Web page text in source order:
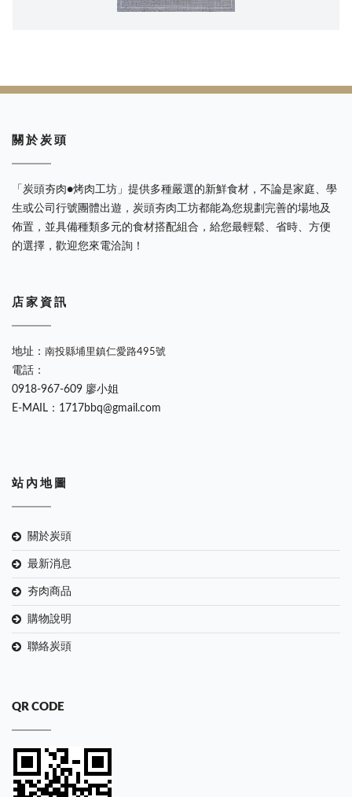
關 於 炭 頭
「炭頭夯肉●烤肉工坊」提供多種嚴選的新鮮食材，不論是家庭、學
生或公司行號團體出遊，炭頭夯肉工坊都能為您規劃完善的場地及
佈置，並具備種類多元的食材搭配組合，給您最輕鬆、省時、方便
的選擇，歡迎您來電洽詢！
店 家 資 訊
地址： 南投縣埔里鎮仁愛路495號
電話：
0918-967-609 廖小姐
E-MAIL：1717bbq@gmail.com
站 內 地 圖
關於炭頭
最新消息
夯肉商品
購物說明
聯絡炭頭
QR CODE